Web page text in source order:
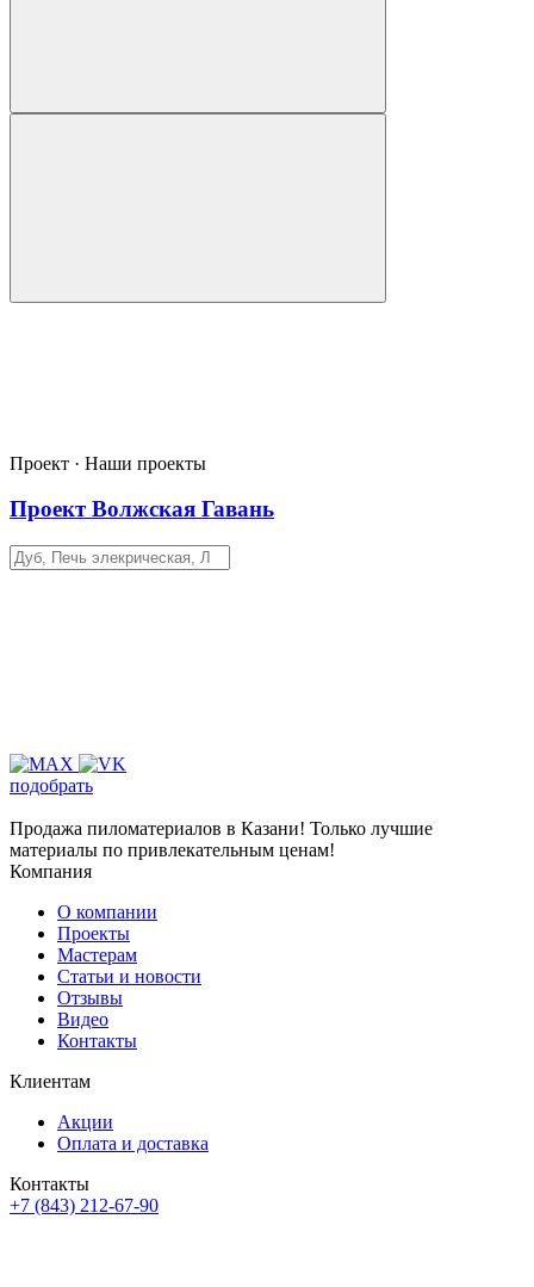
Проект · Наши проекты
Проект Волжская Гавань
подобрать
Продажа пиломатериалов в Казани! Только лучшие
материалы по привлекательным ценам!
Компания
О компании
Проекты
Мастерам
Статьи и новости
Отзывы
Видео
Контакты
Клиентам
Акции
Оплата и доставка
Контакты
+7 (843) 212-67-90